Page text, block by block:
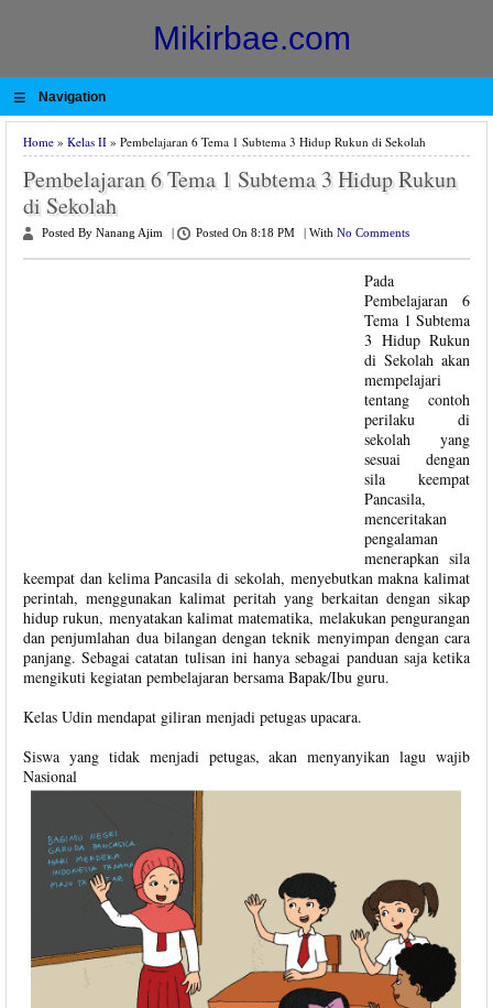
Mikirbae.com
≡ Navigation
Home » Kelas II » Pembelajaran 6 Tema 1 Subtema 3 Hidup Rukun di Sekolah
Pembelajaran 6 Tema 1 Subtema 3 Hidup Rukun
di Sekolah
Posted By Nanang Ajim Posted On 8:18 PM With No Comments
Pada
Pembelajaran 6
Tema 1 Subtema
3 Hidup Rukun
di Sekolah akan
mempelajari
tentang contoh
perilaku di
sekolah yang
sesuai dengan
sila keempat
Pancasila,
menceritakan
pengalaman
menerapkan sila
keempat dan kelima Pancasila di sekolah, menyebutkan makna kalimat
perintah, menggunakan kalimat peritah yang berkaitan dengan sikap
hidup rukun, menyatakan kalimat matematika, melakukan pengurangan
dan penjumlahan dua bilangan dengan teknik menyimpan dengan cara
panjang. Sebagai catatan tulisan ini hanya sebagai panduan saja ketika
mengikuti kegiatan pembelajaran bersama Bapak/Ibu guru.
Kelas Udin mendapat giliran menjadi petugas upacara.
Siswa yang tidak menjadi petugas, akan menyanyikan lagu wajib
Nasional